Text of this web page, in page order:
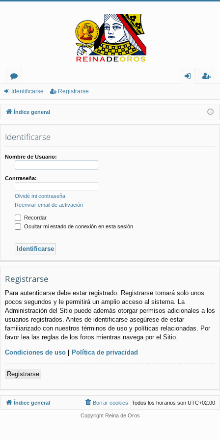
or
os
nt
ifi
ist
ra
Identificarse Registrarse
Índice general
Identificarse
Nombre de Usuario:
Contraseña:
Olvidé mi contraseña
Reenviar email de activación
Recordar
Ocultar mi estado de conexión en esta sesión
Registrarse
Para autenticarse debe estar registrado. Registrarse tomará solo unos
pocos segundos y le permitirá un amplio acceso al sistema. La
Administración del Sitio puede además otorgar permisos adicionales a los
usuarios registrados. Antes de identificarse asegúrese de estar
familiarizado con nuestros términos de uso y políticas relacionadas. Por
favor lea las reglas de los foros mientras navega por el Sitio.
Condiciones de uso | Política de privacidad
Registrarse
Índice general Todos los horarios son UTC+02:00
Borrar cookies
Copyright Reina de Oros